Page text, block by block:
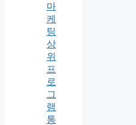
마
케
팅
상
위
프
로
그
램
통